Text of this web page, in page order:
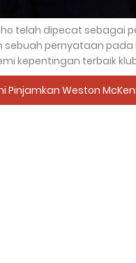
telah dipecat sebagai
pernyataan pada
kepentingan terbaik
Pinjamkan Weston